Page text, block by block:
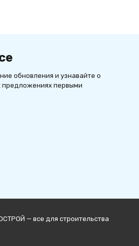
обновления и узнавайте о
предложениях первыми
— все для строительства